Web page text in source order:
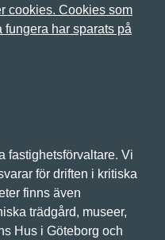
cookies. Cookies som
fungera har sparats på
fastighetsförvaltare. Vi
för driften i kritiska
finns även
trädgård, museer,
Hus i Göteborg och